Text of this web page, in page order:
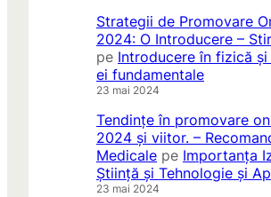
Strategii de Promovare
2024: O Introducere –
pe Introducere în fizică
ei fundamentale
23 mai 2024
Tendințe în promovare
2024 și viitor. –
Medicale pe Importanța
Știință și Tehnologie și
23 mai 2024